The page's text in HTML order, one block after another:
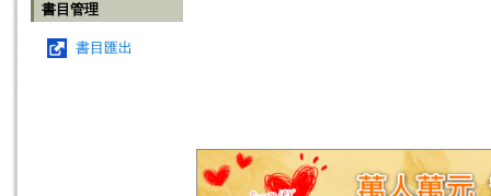
書目管理
書目匯出